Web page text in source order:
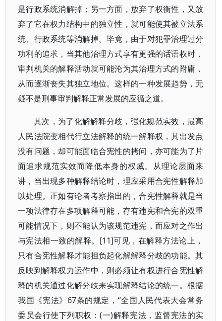
是行政系统消解掉；另一方面，放弃了权衡性，又放
弃了它在权力结构中的独立性，就可能使其被立法系
统、行政系统等消解掉。毕竟，由于对犯罪治理过分
功利的追求，当其他治理方式享有更强的话语权时，
审判机关的解释活动就可能沦为其治理方式的附庸，
从而逐渐丧失其独立地位。这样的一种发展趋势，无
疑不是刑事审判解释正常发展的应循之道。
其次，为了化解解释分歧，强化规范实效，最高
人民法院变相代行立法解释的统一解释权，其出发点
没有问题，却可能面临合宪性的拷问，亦可能为了片
面追求规范实效而降低本身的权威。从理论层面来
讲，当出现多种解释结论时，理应采用合宪性解释加
以处理。正如有论者考察指出的，合宪性解释就是当
一项法律存在多项解释可能，存有违宪和合宪的双重
可能情况下，则不能认为该规范违宪，而应对之作出
与宪法相一致的解释。[11]可见，在解释方法论上，
只有合宪性解释才能担负起化解解释分歧的功能。其
反映到解释权力运作中，则必须让有权进行合宪性解
释的机关通过化解分歧来实现解释结论的统一。根据
我国《宪法》67条的规定，“全国人民代表大会常务
委员会行使下列职权：(一)解释宪法，监督宪法的实